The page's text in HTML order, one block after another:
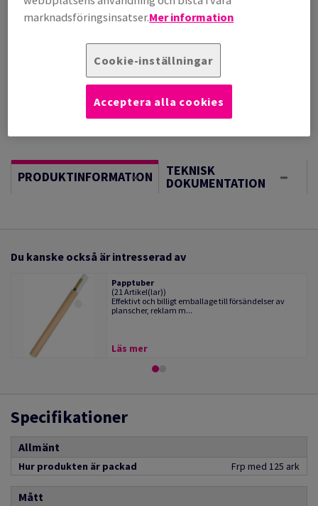
Vägledning om enheter
PRODUKTINFORMATION TEKNISK
DOKUMENTATION
Du kanske också är intresserad av
Papptuber
(21 Artikel(lar))
Effektivt och billigt emballage till försändelser av
planscher, reklam m...
Läs mer
Specifikationer
Allmänt
Hur produkten är packad Frp med 125 ark
Mått
marknadsföringsinsatser.Mer information
Cookie-inställningar
Acceptera alla cookies